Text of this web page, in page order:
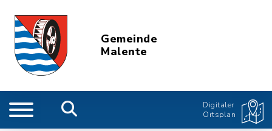
Gemeinde
Malente
Digitaler
Ortsplan